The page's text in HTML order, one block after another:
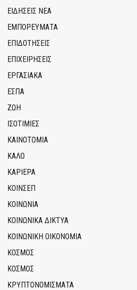
ΕΙΔΗΣΕΙΣ ΝΕΑ
ΕΜΠΟΡΕΥΜΑΤΑ
ΕΠΙΔΟΤΗΣΕΙΣ
ΕΠΙΧΕΙΡΗΣΕΙΣ
ΕΡΓΑΣΙΑΚΑ
ΕΣΠΑ
ΖΩΗ
ΙΣΟΤΙΜΙΕΣ
ΚΑΙΝΟΤΟΜΊΑ
ΚΑΛΟ
ΚΑΡΙΕΡΑ
ΚΟΙΝΣΕΠ
ΚΟΙΝΩΝΙΑ
ΚΟΙΝΩΝΙΚΆ ΔΊΚΤΥΑ
ΚΟΙΝΩΝΙΚΉ ΟΙΚΟΝΟΜΊΑ
ΚΟΣΜΟΣ
ΚΟΣΜΟΣ
ΚΡΥΠΤΟΝΟΜΊΣΜΑΤΑ